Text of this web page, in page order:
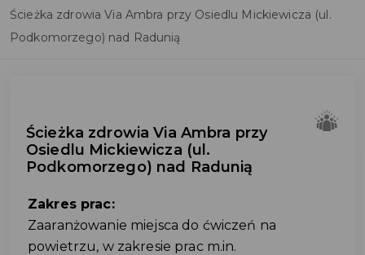
Ścieżka zdrowia Via Ambra przy Osiedlu Mickiewicza (ul.
Podkomorzego) nad Radunią
Ścieżka zdrowia Via Ambra przy
Osiedlu Mickiewicza (ul.
Podkomorzego) nad Radunią
Zakres prac:
Zaaranżowanie miejsca do ćwiczeń na
powietrzu, w zakresie prac m.in.